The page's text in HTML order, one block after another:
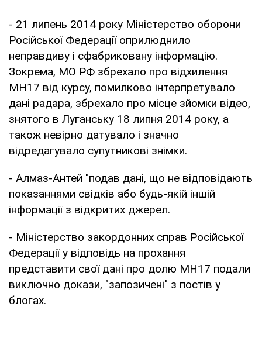
- 21 липень 2014 року Міністерство оборони
Російської Федерації оприлюднило
неправдиву і сфабриковану інформацію.
Зокрема, МО РФ збрехало про відхилення
MH17 від курсу, помилково інтерпретувало
дані радара, збрехало про місце зйомки відео,
знятого в Луганську 18 липня 2014 року, а
також невірно датувало і значно
відредагувало супутникові знімки.
- Алмаз-Антей "подав дані, що не відповідають
показаннями свідків або будь-якій іншій
інформації з відкритих джерел.
- Міністерство закордонних справ Російської
Федерації у відповідь на прохання
представити свої дані про долю MH17 подали
виключно докази, "запозичені" з постів у
блогах.